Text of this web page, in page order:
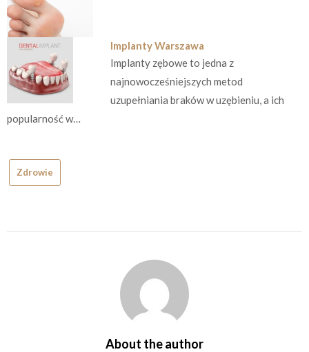
Implanty Warszawa
Implanty zębowe to jedna z
najnowocześniejszych metod
uzupełniania braków w uzębieniu, a ich
popularność w…
Zdrowie
About the author